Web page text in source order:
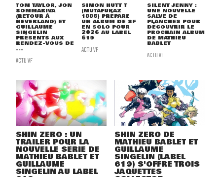
TOM TAYLOR, JON
SOMMARIVA
(RETOUR À
NEVERLAND) ET
GUILLAUME
SINGELIN
PRÉSENTS AUX
RENDEZ-VOUS DE
...
ACTU VF
SIMON HUTT T
(MUTAFUKAZ
1886) PRÉPARE
UN ALBUM DE SF
EN SOLO POUR
2026 AU LABEL
619
ACTU VF
SILENT JENNY :
UNE NOUVELLE
SALVE DE
PLANCHES POUR
DÉCOUVRIR LE
PROCHAIN ALBUM
DE MATHIEU
BABLET
ACTU VF
SHIN ZERO : UN
TRAILER POUR LA
NOUVELLE SÉRIE DE
MATHIEU BABLET ET
GUILLAUME
SINGELIN AU LABEL
SHIN ZERO DE
MATHIEU BABLET ET
GUILLAUME
SINGELIN (LABEL
619) S'OFFRE TROIS
JAQUETTES